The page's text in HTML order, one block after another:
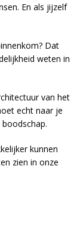
En als jijzelf
Dat
weten in
van het
echt naar je
kunnen
zien in onze